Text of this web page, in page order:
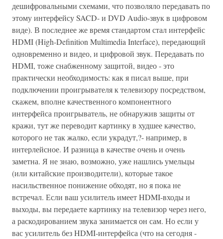
дешифровальными схемами, что позволяло передавать по
этому интерфейсу SACD- и DVD Audio-звук в цифровом
виде). В последнее же время стандартом стал интерфейс
HDMI (High-Definition Multimedia Interface), передающий
одновременно и видео, и цифровой звук. Передавать по
HDMI, тоже снабженному защитой, видео - это
практически необходимость: как я писал выше, при
подключении проигрывателя к телевизору посредством,
скажем, вполне качественного компонентного
интерфейса проигрыватель, не обнаружив защиты от
кражи, тут же переводит картинку в худшее качество,
которого не так жалко, если украдут,?- например, в
интерлейсное. И разница в качестве очень и очень
заметна. Я не знаю, возможно, уже нашлись умельцы
(или китайские производители), которые такое
насильственное понижение обходят, но я пока не
встречал. Если ваш усилитель имеет HDMI-входы и
выходы, вы передаете картинку на телевизор через него,
а раскодированием звука занимается он сам. Но если у
вас усилитель без HDMI-интерфейса (что на сегодня -